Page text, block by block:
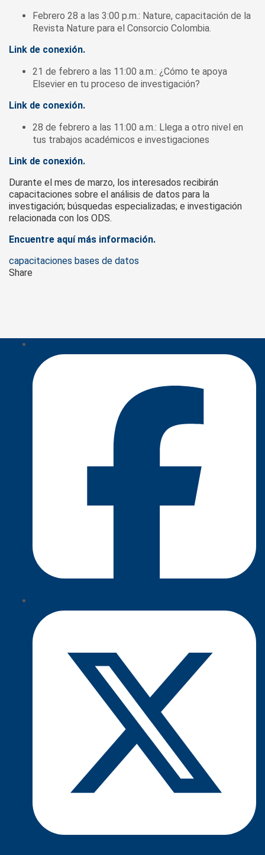
Febrero 28 a las 3:00 p.m.: Nature, capacitación de la
Revista Nature para el Consorcio Colombia.
Link de conexión.
21 de febrero a las 11:00 a.m.: ¿Cómo te apoya
Elsevier en tu proceso de investigación?
Link de conexión.
28 de febrero a las 11:00 a.m.: Llega a otro nivel en
tus trabajos académicos e investigaciones
Link de conexión.
Durante el mes de marzo, los interesados recibirán
capacitaciones sobre el análisis de datos para la
investigación; búsquedas especializadas; e investigación
relacionada con los ODS.
Encuentre aquí más información.
Tags
capacitaciones bases de datos
Share